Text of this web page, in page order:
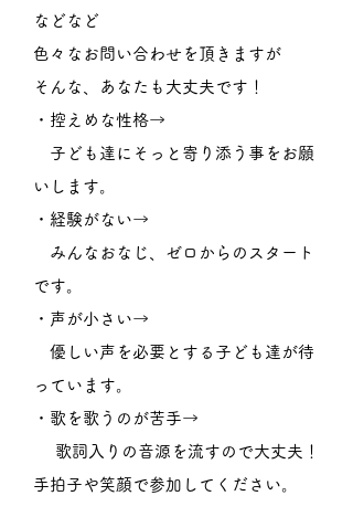
などなど
色々なお問い合わせを頂きますが
そんな、あなたも大丈夫です！
・控えめな性格→
子ども達にそっと寄り添う事をお願
いします。
・経験がない→
みんなおなじ、ゼロからのスタート
です。
・声が小さい→
優しい声を必要とする子ども達が待
っています。
・歌を歌うのが苦手→
歌詞入りの音源を流すので大丈夫！
手拍子や笑顔で参加してください。